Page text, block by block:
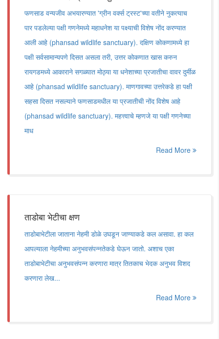
फणसाड वन्यजीव अभयारण्यात 'ग्रीन वर्क्स ट्रस्ट'च्या वतीने नुकत्याच
पार पडलेल्या पक्षी गणनेमध्ये महाधनेश या पक्ष्याची विशेष नोंद करण्यात
आली आहे (phansad wildlife sanctuary). दक्षिण कोकणामध्ये हा
पक्षी सर्वसामान्यपणे दिसत असला तरी, उत्तर कोकणात खास करुन
रायगडमध्ये आकाराने सगळ्यात मोठ्या या धनेशाच्या प्रजातीचा वावर दुर्मीळ
आहे (phansad wildlife sanctuary). माणगावच्या उत्तरेकडे हा पक्षी
सहसा दिसत नसल्याने फणसाडमधील या प्रजातीची नोंद विशेष आहे
(phansad wildlife sanctuary). महत्त्वाचे म्हणजे या पक्षी गणनेच्या
माध
Read More
ताडोबा भेटीचा क्षण
ताडोबाभेटीला जाताना नेहमी डोळे उघडून जाण्याकडे कल असावा. हा कल
आपल्याला नेहमीच्या अनुभवसंपन्नतेकडे घेऊन जातो. अशाच एका
ताडोबाभेटीचा अनुभवसंपन्न करणारा मात्र तितकाच भेदक अनुभव विशद
करणारा लेख...
Read More